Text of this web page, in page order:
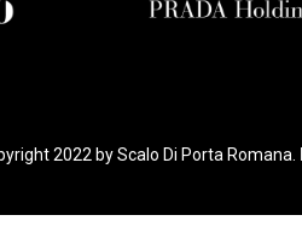
2022 by Scalo Di Porta Romana.